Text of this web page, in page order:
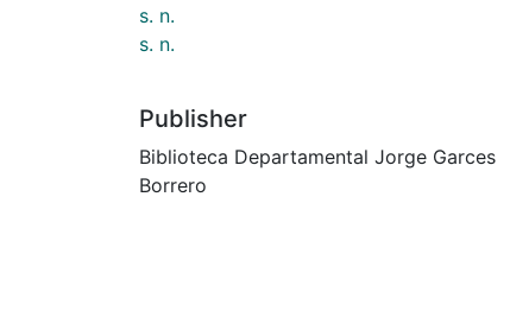
s. n.
s. n.
Publisher
Biblioteca Departamental Jorge Garces
Borrero